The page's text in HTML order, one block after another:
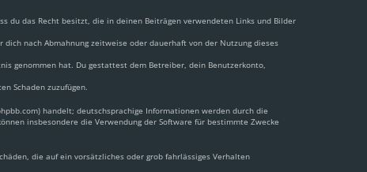
du das Recht besitzt, die in deinen Beiträgen verwendeten Links und Bilder
nach Abmahnung zeitweise oder dauerhaft von der Nutzung dieses
genommen hat. Du gestattest dem Betreiber, dein Benutzerkonto,
Schaden zuzufügen.
handelt; deutschsprachige Informationen werden durch die
insbesondere die Verwendung der Software für bestimmte Zwecke
die auf ein vorsätzliches oder grob fahrlässiges Verhalten